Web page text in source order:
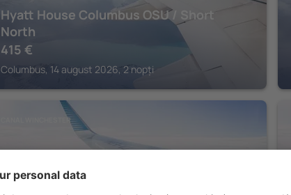
Hyatt House Columbus OSU / Short
North
415 €
Columbus, 14 august 2026, 2 nopți
CANAL WINCHESTER